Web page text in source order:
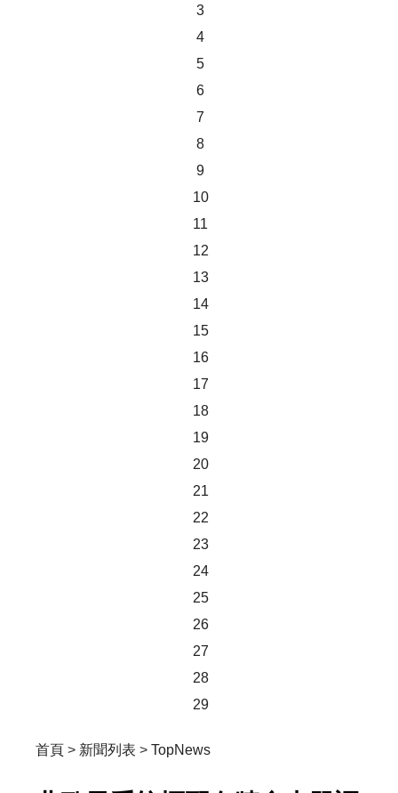
3
4
5
6
7
8
9
10
11
12
13
14
15
16
17
18
19
20
21
22
23
24
25
26
27
28
29
首頁 > 新聞列表 > TopNews